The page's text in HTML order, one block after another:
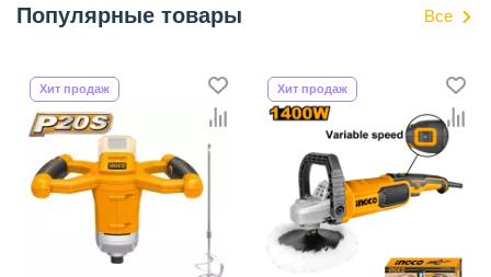
Популярные товары Все
Хит продаж Хит продаж